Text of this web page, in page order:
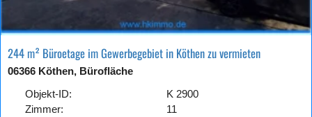
244 m² Büroetage im Gewerbegebiet in Köthen zu vermieten
06366 Köthen, Bürofläche
Objekt-ID:
K 2900
Zimmer:
11